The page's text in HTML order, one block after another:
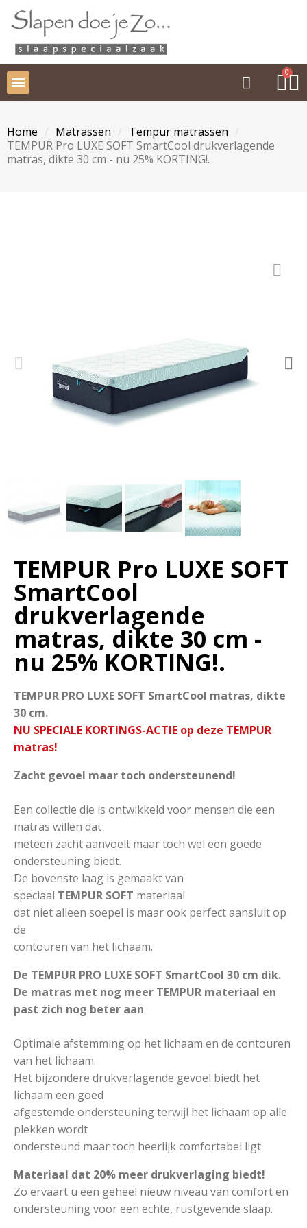
Home Matrassen
Tempur matrassen
TEMPUR Pro LUXE SOFT SmartCool drukverlagende
matras, dikte 30 cm - nu 25% KORTING!.
TEMPUR Pro LUXE SOFT
SmartCool
drukverlagende
matras, dikte 30 cm -
nu 25% KORTING!.
TEMPUR PRO LUXE SOFT SmartCool matras, dikte
30 cm.
NU SPECIALE KORTINGS-ACTIE op deze TEMPUR
matras!
Zacht gevoel maar toch ondersteunend!
Een collectie die is ontwikkeld voor mensen die een
matras willen dat
meteen zacht aanvoelt maar toch wel een goede
ondersteuning biedt.
De bovenste laag is gemaakt van
speciaal TEMPUR SOFT materiaal
dat niet alleen soepel is maar ook perfect aansluit op
de
contouren van het lichaam.
De TEMPUR PRO LUXE SOFT SmartCool 30 cm dik.
De matras met nog meer TEMPUR materiaal en
past zich nog beter aan.
Optimale afstemming op het lichaam en de contouren
van het lichaam.
Het bijzondere drukverlagende gevoel biedt het
lichaam een goed
afgestemde ondersteuning terwijl het lichaam op alle
plekken wordt
ondersteund maar toch heerlijk comfortabel ligt.
Materiaal dat 20% meer drukverlaging biedt!
Zo ervaart u een geheel nieuw niveau van comfort en
ondersteuning voor een echte, rustgevende slaap.